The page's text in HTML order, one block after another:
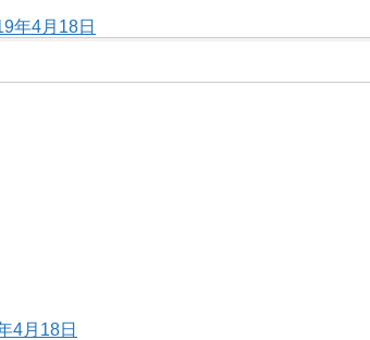
年4月18日
4月18日